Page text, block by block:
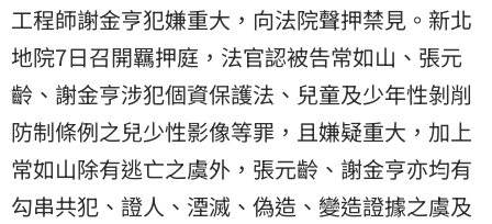
工程師謝金亨犯嫌重大，向法院聲押禁見。新北
地院7日召開羈押庭，法官認被告常如山、張元
齡、謝金亨涉犯個資保護法、兒童及少年性剝削
防制條例之兒少性影像等罪，且嫌疑重大，加上
常如山除有逃亡之虞外，張元齡、謝金亨亦均有
勾串共犯、證人、湮滅、偽造、變造證據之虞及